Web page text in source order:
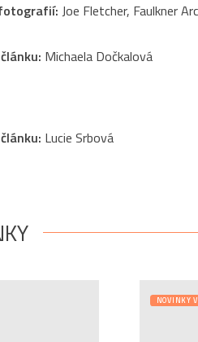
Joe Fletcher, Faulkner
Michaela Dočkalová
Lucie Srbová
NOVINKY